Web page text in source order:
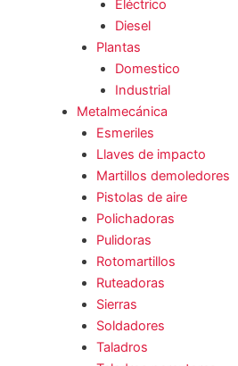
Eléctrico
Diesel
Plantas
Domestico
Industrial
Metalmecánica
Esmeriles
Llaves de impacto
Martillos demoledores
Pistolas de aire
Polichadoras
Pulidoras
Rotomartillos
Ruteadoras
Sierras
Soldadores
Taladros